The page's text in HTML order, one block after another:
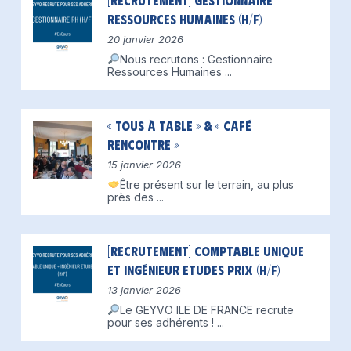
Ressources Humaines (H/F)
20 janvier 2026
Nous recrutons : Gestionnaire
Ressources Humaines ...
« Tous à table » & « Café
Rencontre »
15 janvier 2026
Être présent sur le terrain, au plus
près des ...
[Recrutement] Comptable unique
et Ingénieur Etudes Prix (H/F)
13 janvier 2026
Le GEYVO ILE DE FRANCE recrute
pour ses adhérents ! ...